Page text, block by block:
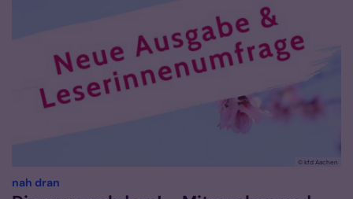
© kfd Aachen
nah dran